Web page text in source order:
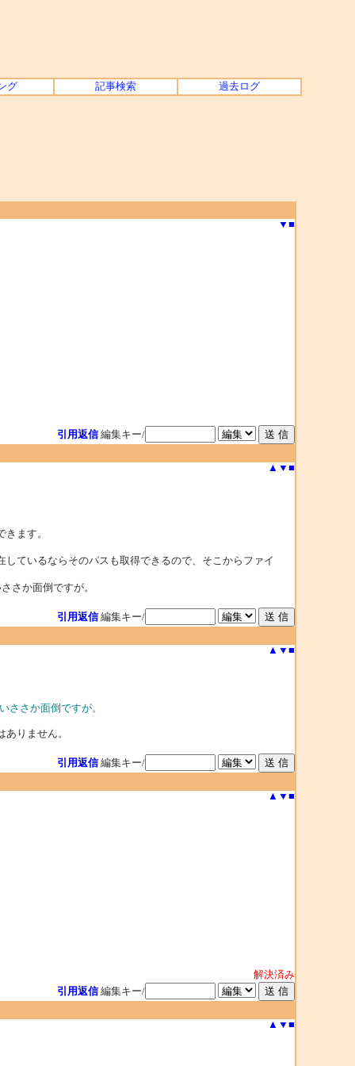
グ 記事検索 過去ログ
▼ ■
引用返信 編集キー/
▲ ▼ ■
ます。
ているならそのパスも取得できるので、そこからファイ
さか面倒ですが。
引用返信 編集キー/
▲ ▼ ■
ささか面倒ですが。
りません。
引用返信 編集キー/
▲ ▼ ■
解決済み
引用返信 編集キー/
▲ ▼ ■